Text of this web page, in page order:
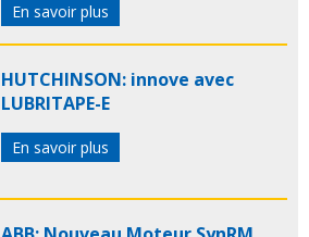
En savoir plus
HUTCHINSON: innove avec
LUBRITAPE-E
En savoir plus